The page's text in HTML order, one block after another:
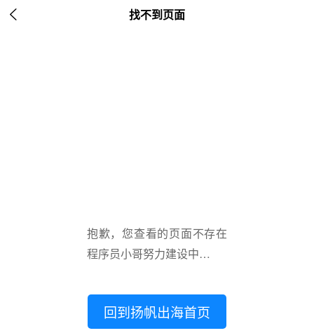
 找不到页面
抱歉，您查看的页面不存在
程序员小哥努力建设中…
回到扬帆出海首页